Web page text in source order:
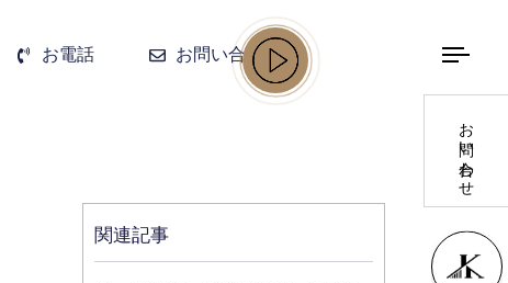
お電話 お問い合わせ
お問い合わせ
関連記事